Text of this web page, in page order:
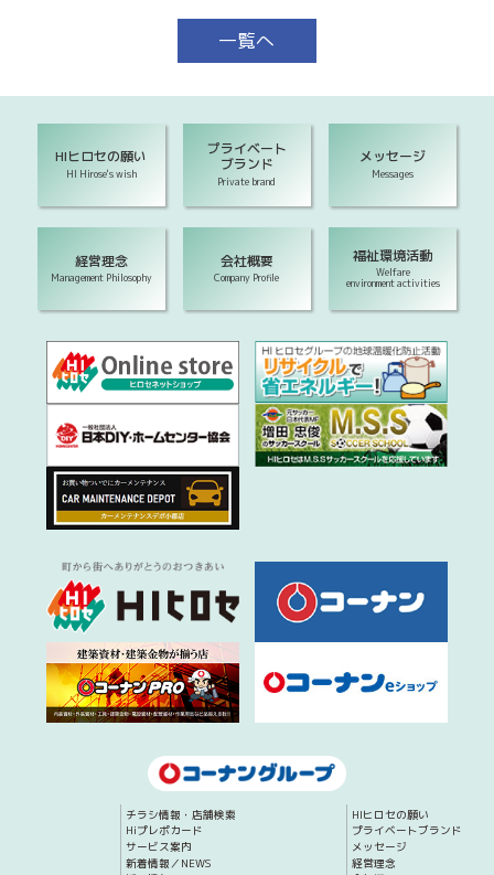
一覧へ
HIヒロセの願い
HI Hirose's wish
プライベート
ブランド
Private brand
メッセージ
Messages
経営理念
Management Philosophy
会社概要
Company Profile
福祉環境活動
Welfare
environment activities
チラシ情報・店舗検索
Hiプレポカード
サービス案内
新着情報／NEWS
HIヒロセの願い
プライベートブランド
メッセージ
経営理念